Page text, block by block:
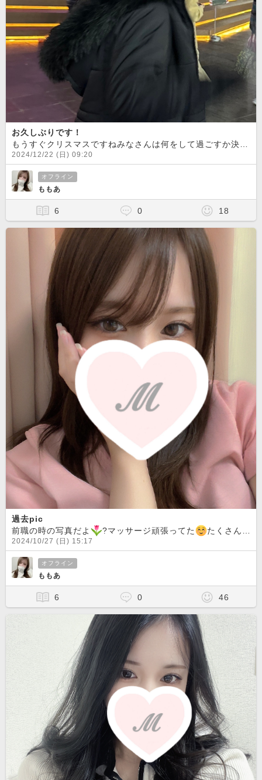
お久しぶりです！
2024/12/22 (日) 09:20
オフライン
ももあ
6 0 18
過去pic
前職の時の写真だよ
?マッサージ頑張ってた たくさんの人に推してもらえて楽しかったなぁここでもいっぱい押して貰えるように頑張る?
2024/10/27 (日) 15:17
オフライン
ももあ
6 0 46